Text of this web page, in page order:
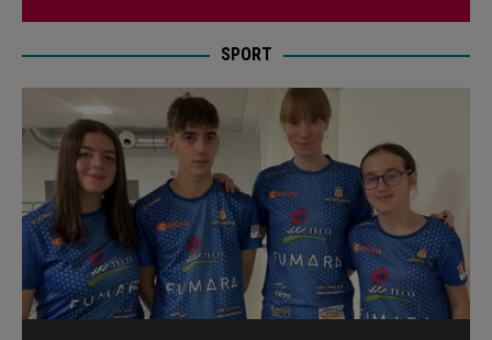
SPORT